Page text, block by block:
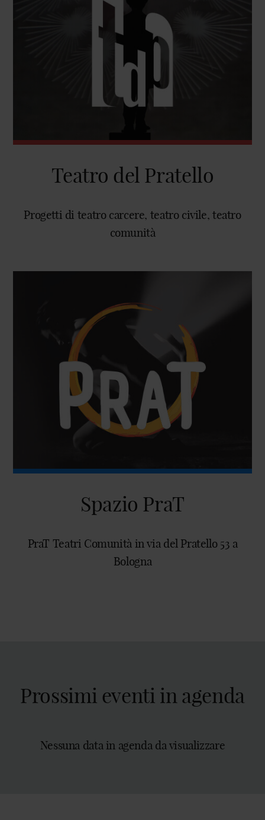
Teatro del Pratello
Progetti di teatro carcere, teatro civile, teatro
comunità
Spazio PraT
PraT Teatri Comunità in via del Pratello 53 a
Bologna
Prossimi eventi in agenda
Nessuna data in agenda da visualizzare